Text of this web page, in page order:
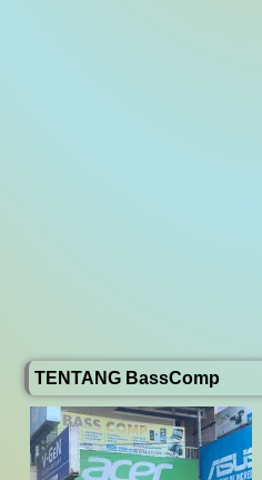
TENTANG BassComp